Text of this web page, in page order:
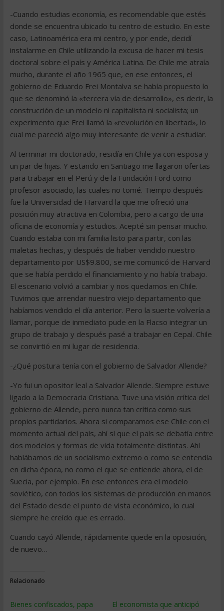
-Cuando estudias economía, es recomendable que estés
donde se encuentra ubicado tu centro de estudio. En este
caso, Latinoamérica era mi centro, y por ende, decidí
instalarme en Chile utilizando la excusa de hacer mi tesis
doctoral sobre el país y América Latina. De Chile me atraía
mucho, durante el año 1965 que, en ese entonces, el
gobierno de Eduardo Frei Montalva se había propuesto lo
que se denominó la «tercera vía de desarrollo», es decir, la
construcción de un modelo ni capitalista ni socialista; un
experimento que Frei llamó la «revolución en libertad», lo
cual me pareció algo muy interesante de venir a estudiar.
Al terminar mi doctorado, residía en Chile ya con esposa y
un par de hijas. Y estando en Santiago me llagaron ofertas
para trabajar en el Perú y de la Fundación Ford como
profesor asociado, las cuales no tomé. Tiempo después
fue la Universidad de Harvard la que me ofreció una
posición muy atractiva en Colombia, pero a cargo de una
oficina de economía y estudios. Acepté sin pensar mucho.
Cuando estaba con mi familia listo para partir, con las
maletas hechas, y después de haber vendido nuestro
departamento por US$9.800, se me comunicó de Harvard
que se había perdido el financiamiento y no había trabajo.
El escenario volvió a cambiar y nos quedamos en Chile.
Tuvimos que arrendar nuestro viejo departamento que
habíamos vendido el día anterior. Pero la suerte volvería a
llamar, porque de inmediato pude en la Flacso integrar un
grupo de trabajo y después pasé a trabajar en Cepal. Chile
se convirtió en mi lugar de residencia.
-¿Qué postura tenía con el gobierno de Salvador Allende?
-Yo fui un opositor leal a Salvador Allende. Siempre estuve
ligado a la Democracia Cristiana. Tuve una visión crítica del
gobierno de Allende, pero nunca tan crítica como sus
propios partidarios. Ahora si comparamos ese Chile con el
momento actual del país, ahí sí que el país se debatía entre
dos modelos y formas de vida totalmente distintas. Ahí
hablábamos de un socialismo extremo o como se entendía
en dicha época, no como el que se entiende ahora, el de
Suecia, por ejemplo. En ese entonces era el modelo
soviético, con todos los sistemas de producción en manos
del Estado desde el punto de vista económico, lo cual
siempre he creído que es errado.
Cuando cayó Allende, rápidamente quede en la oposición,
de nuevo…
Relacionado
Bienes confiscados, papa
El economista que anticipó